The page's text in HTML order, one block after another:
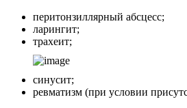
перитонзиллярный абсцесс;
ларингит;
трахеит;
синусит;
ревматизм (при условии